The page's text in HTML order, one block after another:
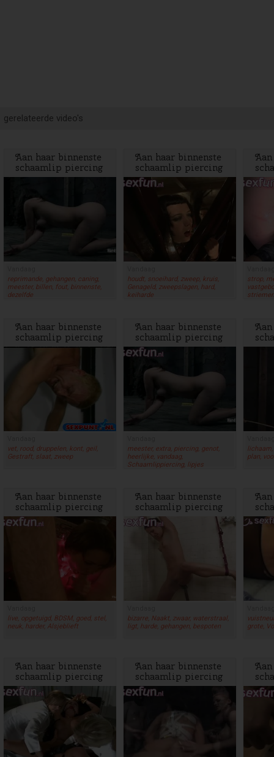
gerelateerde video's
Aan haar binnenste
schaamlip piercing
worden gewichtjes
reprimande, gehangen, caning,
meester, billen, fout, binnenste,
dezelfde
Aan haar binnenste
schaamlip piercing
worden gewichtjes
gehangen als g...
houdt, snoeihard, zweep, kruis,
Genageld, zweepslagen, hard,
keiharde
strop,
striemen
Aan haar binnenste
schaamlip piercing
worden gewichtjes
vet, rood, druppelen, kont, geil,
Gestraft, slaat, zweep
Aan haar binnenste
schaamlip piercing
worden gewichtjes
gehangen als g...
meester, extra, piercing, genot,
heerlijke, vandaag,
Schaamlippiercing, lipjes
plan,
Aan haar binnenste
schaamlip piercing
worden gewichtjes
gehangen als g...
live, opgetuigd, BDSM, goed, stel,
neuk, harder, Alsjeblieft
Aan haar binnenste
schaamlip piercing
worden gewichtjes
gehangen als g...
bizarre, Naakt, zwaar, waterstraal,
ligt, harde, gehangen, bespoten
grote,
Aan haar binnenste
schaamlip piercing
worden gewichtjes
gehangen als g...
Aan haar binnenste
schaamlip piercing
worden gewichtjes
gehangen als g...